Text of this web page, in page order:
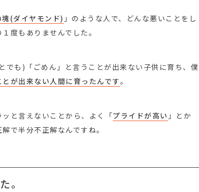
塊(ダイヤモンド) 」のような人で、どんな悪いことをし
度もありませんでした。
でも)「ごめん」と言うことが出来ない子供に育ち、僕
が出来ない人間に育ったんです。
と言えないことから、よく「プライドが高い 」とか
で半分不正解なんですね。
。